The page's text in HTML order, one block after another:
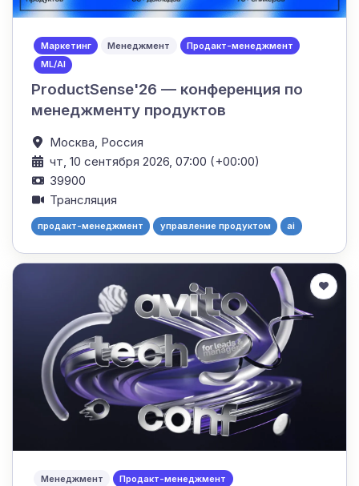
Маркетинг Менеджмент
Продакт-менеджмент
ML/AI
ProductSense'26 — конференция по
менеджменту продуктов
Москва, Россия
чт, 10 сентября 2026, 07:00 (+00:00)
39900
Трансляция
продакт-менеджмент управление продуктом ai
Менеджмент Продакт-менеджмент